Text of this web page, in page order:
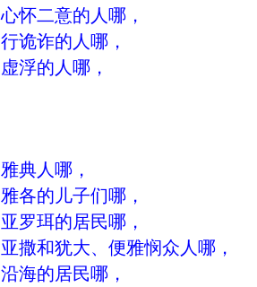
心怀二意的人哪，
行诡诈的人哪，
虚浮的人哪，
雅典人哪，
雅各的儿子们哪，
亚罗珥的居民哪，
亚撒和犹大、便雅悯众人哪，
沿海的居民哪，